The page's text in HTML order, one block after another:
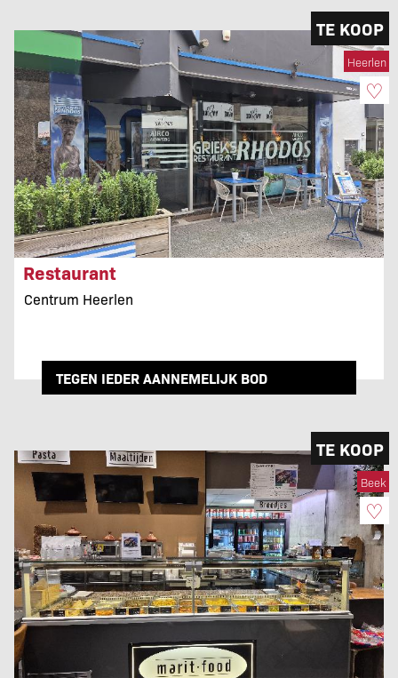
TE KOOP
Heerlen
♡
Restaurant
Centrum Heerlen
TEGEN IEDER AANNEMELIJK BOD
TE KOOP
Beek
♡